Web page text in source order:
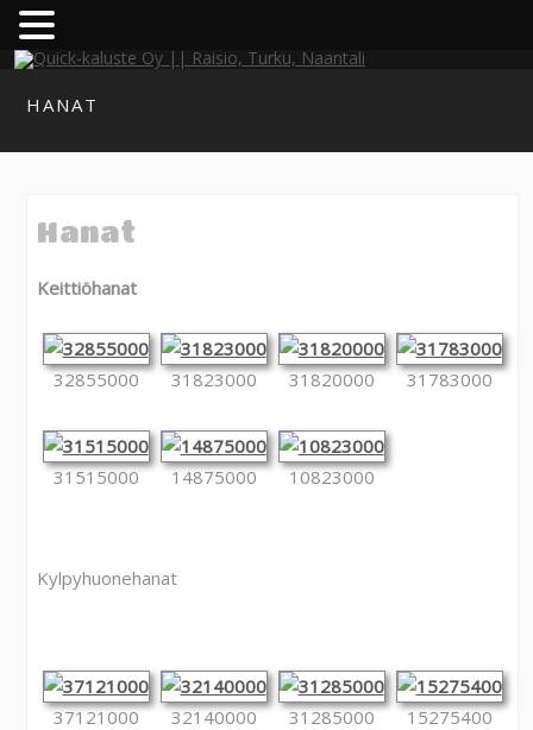
HANAT
Hanat
Keittiöhanat
32855000 31823000 31820000 31783000
31515000 14875000 10823000
Kylpyhuonehanat
37121000 32140000 31285000 15275400